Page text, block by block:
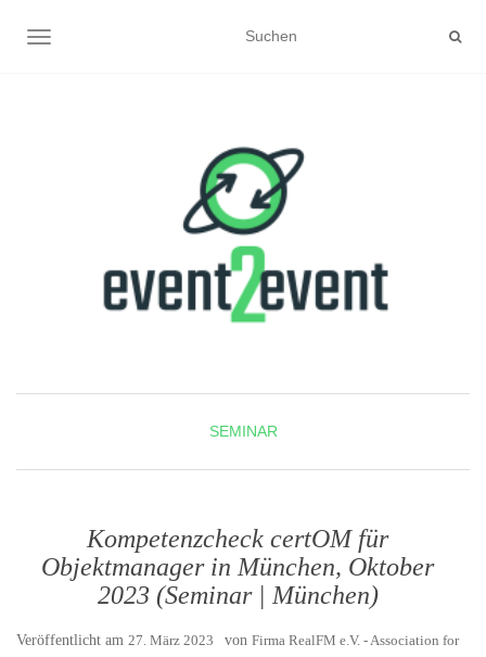
NAVIGATION UMSCHALTEN
SEMINAR
Kompetenzcheck certOM für
Objektmanager in München, Oktober
2023 (Seminar | München)
Veröffentlicht am 27. März 2023 von Firma RealFM e.V. - Association for